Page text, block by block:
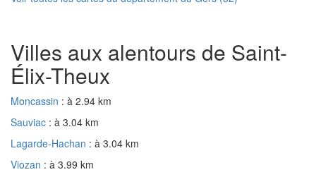
Villes aux alentours de Saint-
Élix-Theux
Moncassin : à 2.94 km
Sauviac : à 3.04 km
Lagarde-Hachan : à 3.04 km
Viozan : à 3.99 km